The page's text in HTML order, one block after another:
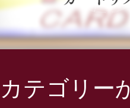
カテゴリー